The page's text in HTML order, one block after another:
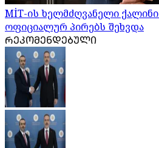
MİT-ის ხელმძღვანელი
ოფიციალურ პირებს შეხვდა
ᲠᲔᲙᲝᲛᲔᲜᲓᲔᲑᲣᲚᲘ